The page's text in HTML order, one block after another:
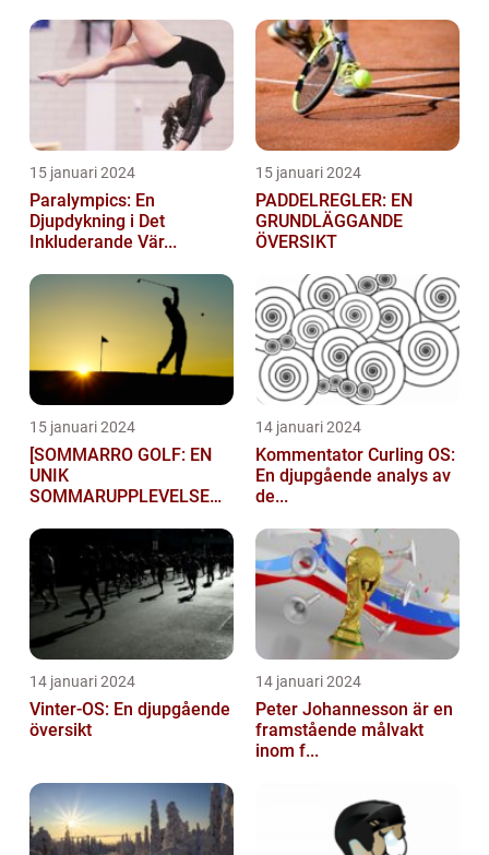
15 januari 2024
Paralympics: En
Djupdykning i Det
Inkluderande Vär...
15 januari 2024
PADDELREGLER: EN
GRUNDLÄGGANDE
ÖVERSIKT
15 januari 2024
[SOMMARRO GOLF: EN
UNIK
SOMMARUPPLEVELSE
14 januari 2024
Kommentator Curling OS:
En djupgående analys av
de...
14 januari 2024
Vinter-OS: En djupgående
översikt
14 januari 2024
Peter Johannesson är en
framstående målvakt
inom f...